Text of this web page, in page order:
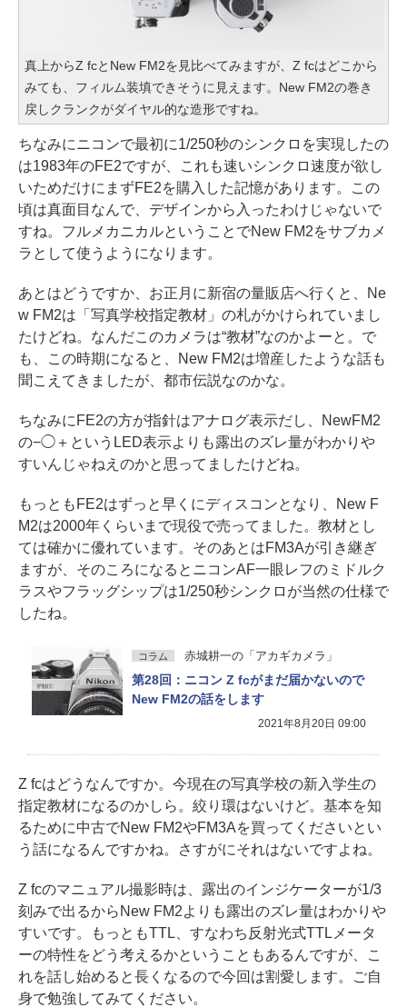
真上からZ fcとNew FM2を見比べてみますが、Z fcはどこから
みても、フィルム装填できそうに見えます。New FM2の巻き
戻しクランクがダイヤル的な造形ですね。
ちなみにニコンで最初に1/250秒のシンクロを実現したの
は1983年のFE2ですが、これも速いシンクロ速度が欲し
いためだけにまずFE2を購入した記憶があります。この
頃は真面目なんで、デザインから入ったわけじゃないで
すね。フルメカニカルということでNew FM2をサブカメ
ラとして使うようになります。
あとはどうですか、お正月に新宿の量販店へ行くと、Ne
w FM2は「写真学校指定教材」の札がかけられていまし
たけどね。なんだこのカメラは“教材”なのかよーと。で
も、この時期になると、New FM2は増産したような話も
聞こえてきましたが、都市伝説なのかな。
ちなみにFE2の方が指針はアナログ表示だし、NewFM2
の−◯＋というLED表示よりも露出のズレ量がわかりや
すいんじゃねえのかと思ってましたけどね。
もっともFE2はずっと早くにディスコンとなり、New F
M2は2000年くらいまで現役で売ってました。教材とし
ては確かに優れています。そのあとはFM3Aが引き継ぎ
ますが、そのころになるとニコンAF一眼レフのミドルク
ラスやフラッグシップは1/250秒シンクロが当然の仕様で
したね。
コラム 赤城耕一の「アカギカメラ」
第28回：ニコン Z fcがまだ届かないので
New FM2の話をします
2021年8月20日 09:00
Z fcはどうなんですか。今現在の写真学校の新入学生の
指定教材になるのかしら。絞り環はないけど。基本を知
るために中古でNew FM2やFM3Aを買ってくださいとい
う話になるんですかね。さすがにそれはないですよね。
Z fcのマニュアル撮影時は、露出のインジケーターが1/3
刻みで出るからNew FM2よりも露出のズレ量はわかりや
すいです。もっともTTL、すなわち反射光式TTLメータ
ーの特性をどう考えるかということもあるんですが、こ
れを話し始めると長くなるので今回は割愛します。ご自
身で勉強してみてください。